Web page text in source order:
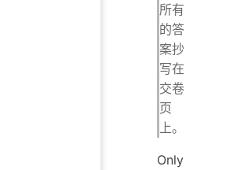
所有
的答
案抄
写在
交卷
页
上。
Only